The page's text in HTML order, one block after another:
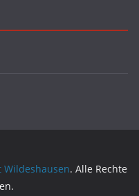
Wildeshausen. Alle Rechte